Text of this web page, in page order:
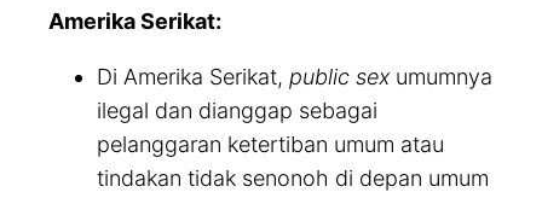
Amerika Serikat:
Di Amerika Serikat, public sexumumnya
ilegal dan dianggap sebagai
pelanggaran ketertiban umum atau
tindakan tidak senonoh di depan umum